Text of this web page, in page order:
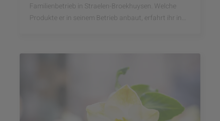
Familienbetrieb in Straelen-Broekhuysen. Welche
Produkte er in seinem Betrieb anbaut, erfahrt ihr in